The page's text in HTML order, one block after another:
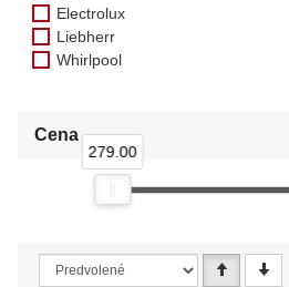
Electrolux
Liebherr
Whirlpool
Cena
279.00